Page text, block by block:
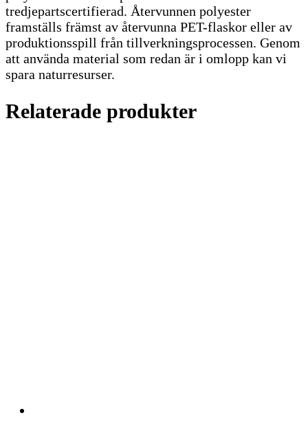
tredjepartscertifierad. Återvunnen polyester
framställs främst av återvunna PET-flaskor eller av
produktionsspill från tillverkningsprocessen. Genom
att använda material som redan är i omlopp kan vi
spara naturresurser.
Relaterade produkter